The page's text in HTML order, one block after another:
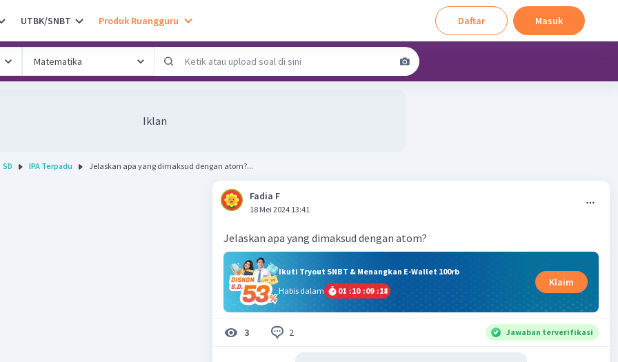
UTBK/SNBT Produk Ruangguru Daftar Masuk
Iklan
SD IPA Terpadu Jelaskan apa yang dimaksud dengan atom?...
Fadia F
18 Mei 2024 13:41
Jelaskan apa yang dimaksud dengan atom?
Ikuti Tryout SNBT & Menangkan E-Wallet 100rb
Habis dalam
01 :10 :09 :17
Klaim
3 2 Jawaban terverifikasi